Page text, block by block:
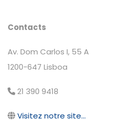
Contacts
Av. Dom Carlos I, 55 A
1200-647 Lisboa
21 390 9418
Visitez notre site...